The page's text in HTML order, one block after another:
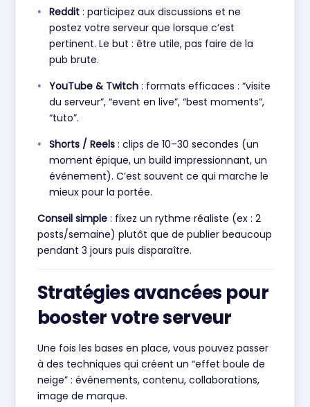
Reddit : participez aux discussions et ne
postez votre serveur que lorsque c’est
pertinent. Le but : être utile, pas faire de la
pub brute.
YouTube & Twitch : formats efficaces : “visite
du serveur”, “event en live”, “best moments”,
“tuto”.
Shorts / Reels : clips de 10–30 secondes (un
moment épique, un build impressionnant, un
événement). C’est souvent ce qui marche le
mieux pour la portée.
Conseil simple: fixez un rythme réaliste (ex : 2
posts/semaine) plutôt que de publier beaucoup
pendant 3 jours puis disparaître.
Stratégies avancées pour
booster votre serveur
Une fois les bases en place, vous pouvez passer
à des techniques qui créent un “effet boule de
neige” : événements, contenu, collaborations,
image de marque.